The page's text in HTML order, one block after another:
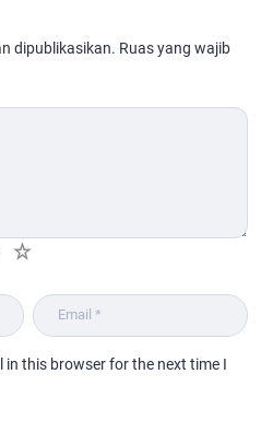
dipublikasikan. Ruas yang wajib
in this browser for the next time I